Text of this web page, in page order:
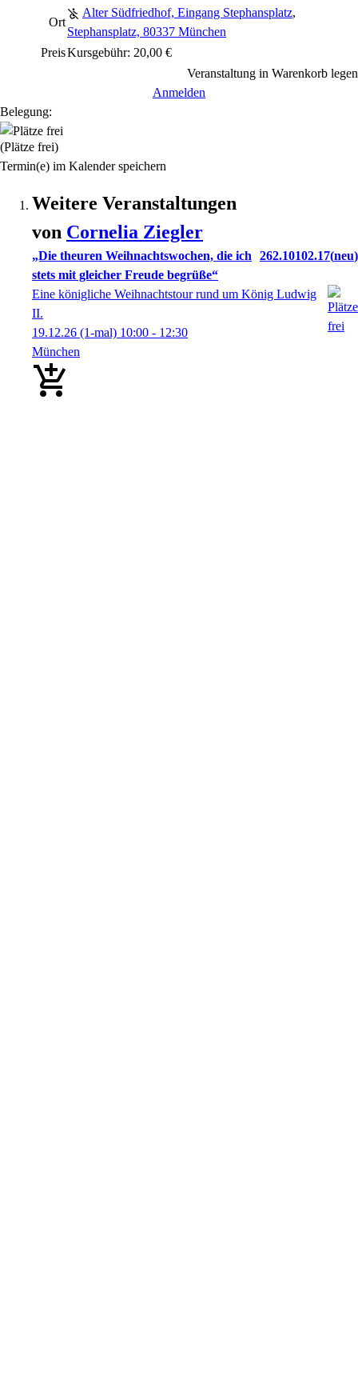
Ort
Alter Südfriedhof, Eingang Stephansplatz,
Stephansplatz, 80337 München
PreisKursgebühr: 20,00 €
Veranstaltung in Warenkorb legen
Anmelden
Belegung:
(Plätze frei)
Termin(e) im Kalender speichern
Weitere Veranstaltungen
von Cornelia Ziegler
„Die theuren Weihnachtswochen, die ich
stets mit gleicher Freude begrüße“
262.10102.17 neu
Eine königliche Weihnachtstour rund um König Ludwig
II.
19.12.26 (1-mal) 10:00 - 12:30
München